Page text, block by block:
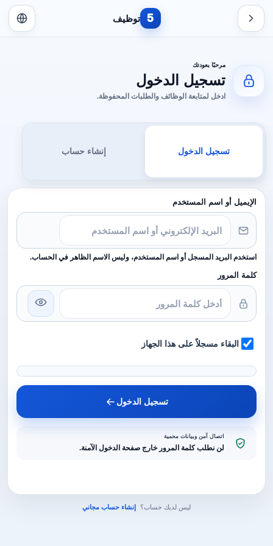
5 توظيف
مرحبًا بعودتك
تسجيل الدخول
ادخل لمتابعة الوظائف والطلبات المحفوظة.
تسجيل الدخول إنشاء حساب
الإيميل أو اسم المستخدم
استخدم البريد المسجل أو اسم المستخدم، وليس الاسم الظاهر في الحساب.
كلمة المرور
البقاء مسجلاً على هذا الجهاز
تسجيل الدخول
اتصال آمن وبيانات محمية
لن نطلب كلمة المرور خارج صفحة الدخول الآمنة.
ليس لديك حساب؟ إنشاء حساب مجاني